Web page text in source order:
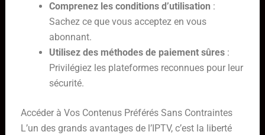
Comprenez les conditions d’utilisation :
Sachez ce que vous acceptez en vous
abonnant.
Utilisez des méthodes de paiement sûres:
Privilégiez les plateformes reconnues pour leur
sécurité.
Accéder à Vos Contenus Préférés Sans Contraintes
L’un des grands avantages de l’IPTV, c’est la liberté